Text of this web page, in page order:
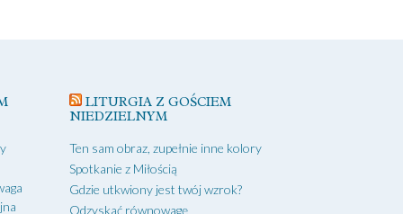
LITURGIA Z GOŚCIEM
NIEDZIELNYM
Ten sam obraz, zupełnie inne kolory
Spotkanie z Miłością
Gdzie utkwiony jest twój wzrok?
Odzyskać równowagę